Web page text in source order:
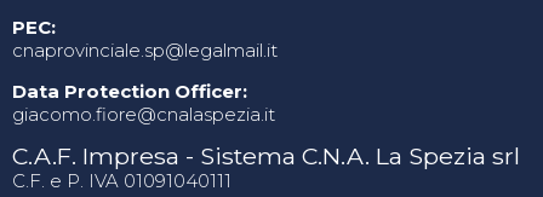
PEC:
cnaprovinciale.sp@legalmail.it
Data Protection Officer:
giacomo.fiore@cnalaspezia.it
C.A.F. Impresa - Sistema C.N.A. La Spezia srl
C.F. e P. IVA 01091040111